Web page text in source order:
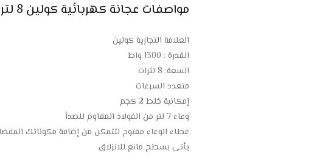
مواصفات عجانة كهربائية كولين 8 لتر – 1300 وات – رمادى :
العلامة التجارية كولين
القدرة : 1300 واط
السعة: 8 لترات
متعدد السرعات
إمكانية خلط 2 كجم
وعاء 7 لتر من الفولاذ المقاوم للصدأ
غطاء الوعاء مفتوح لتتمكن من إضافة مكوناتك
يأتي بسطح مانع للانزلاق